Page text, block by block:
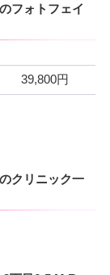
フォトフェイ
39,800円
クリニック一